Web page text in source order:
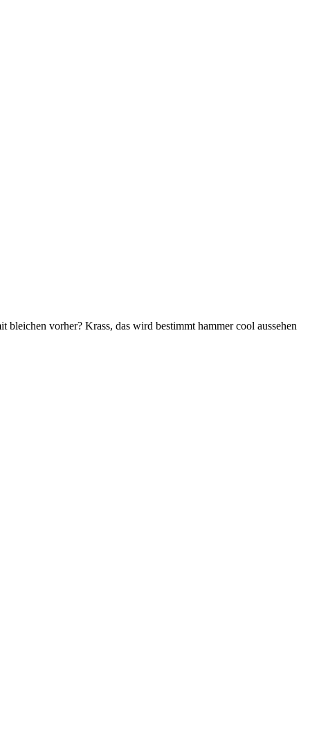
vorher? Krass, das wird bestimmt hammer cool aussehen